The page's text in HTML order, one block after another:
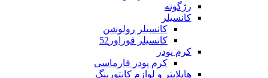
رژگونه
کانسیلر
کانسیلر رولوشن
کانسیلر فوراور52
کرم پودر
کرم پودر فارماسی
هایلایتر و لوازم کانتورینگ